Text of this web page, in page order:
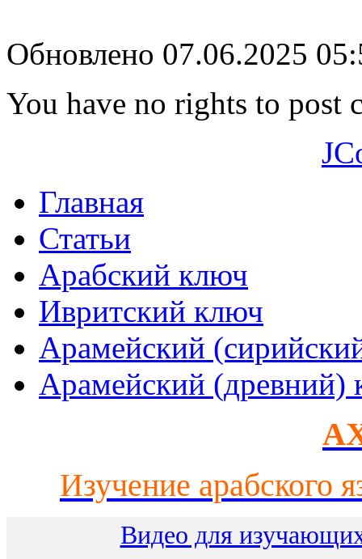
Обновлено 07.06.2025
You have no rights to post
Главная
Статьи
Арабский ключ
Ивритский ключ
Арамейский
Арамейский (древний)
Изучение арабского
Видео для